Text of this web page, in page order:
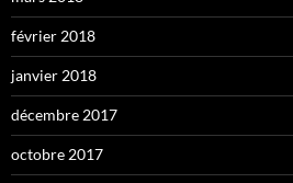
février 2018
janvier 2018
décembre 2017
octobre 2017